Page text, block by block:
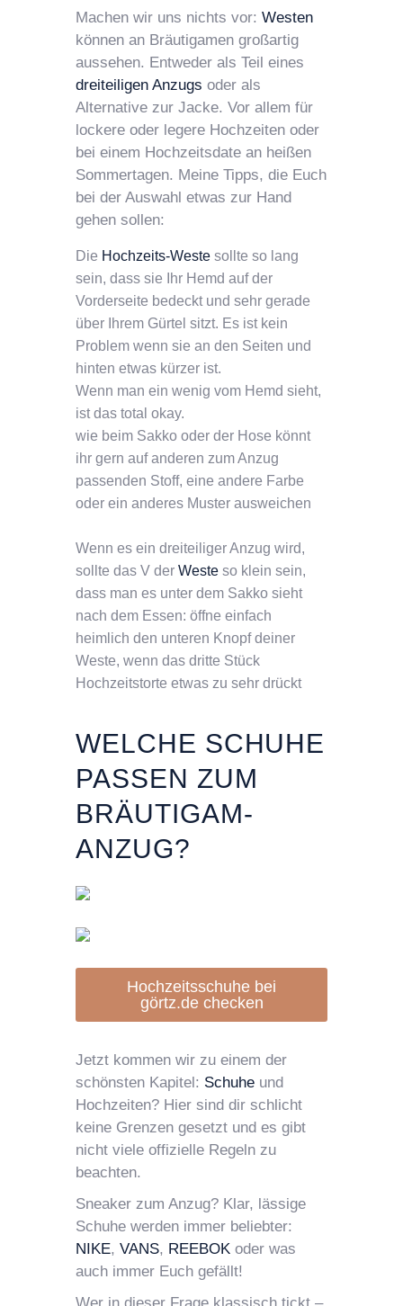
Machen wir uns nichts vor: Westen
können an Bräutigamen großartig
aussehen. Entweder als Teil eines
dreiteiligen Anzugs oder als
Alternative zur Jacke. Vor allem für
lockere oder legere Hochzeiten oder
bei einem Hochzeitsdate an heißen
Sommertagen. Meine Tipps, die Euch
bei der Auswahl etwas zur Hand
gehen sollen:
Die Hochzeits-Weste sollte so lang
sein, dass sie Ihr Hemd auf der
Vorderseite bedeckt und sehr gerade
über Ihrem Gürtel sitzt. Es ist kein
Problem wenn sie an den Seiten und
hinten etwas kürzer ist.
Wenn man ein wenig vom Hemd sieht,
ist das total okay.
wie beim Sakko oder der Hose könnt
ihr gern auf anderen zum Anzug
passenden Stoff, eine andere Farbe
oder ein anderes Muster ausweichen
Wenn es ein dreiteiliger Anzug wird,
sollte das V der Weste so klein sein,
dass man es unter dem Sakko sieht
nach dem Essen: öffne einfach
heimlich den unteren Knopf deiner
Weste, wenn das dritte Stück
Hochzeitstorte etwas zu sehr drückt
WELCHE SCHUHE
PASSEN ZUM
BRÄUTIGAM-
ANZUG?
Hochzeitsschuhe bei
görtz.de checken
Jetzt kommen wir zu einem der
schönsten Kapitel: Schuhe und
Hochzeiten? Hier sind dir schlicht
keine Grenzen gesetzt und es gibt
nicht viele offizielle Regeln zu
beachten.
Sneaker zum Anzug? Klar, lässige
Schuhe werden immer beliebter:
NIKE, VANS, REEBOK oder was
auch immer Euch gefällt!
Wer in dieser Frage klassisch tickt –